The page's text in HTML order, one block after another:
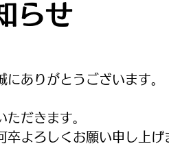
らせ
ありがとうございます。
だきます。
よろしくお願い申し上げ